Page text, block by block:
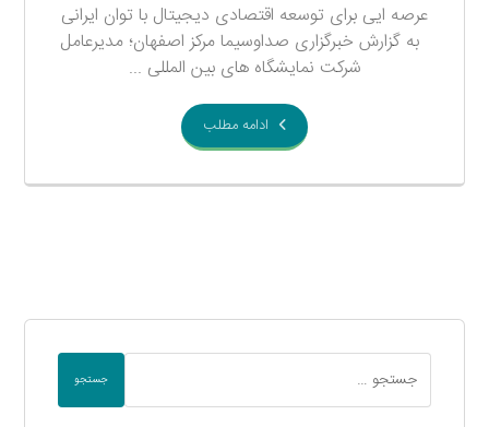
عرصه ایی برای توسعه اقتصادی دیجیتال با توان ایرانی
به گزارش خبرگزاری صداوسیما مرکز اصفهان؛ مدیرعامل
شرکت نمایشگاه های بین المللی ...
ادامه مطلب
جستجو